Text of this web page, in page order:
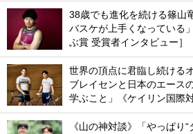
38歳でも進化を続ける篠山
バスケが上手くなっている
ぶ賞 受賞者インタビュー］
世界の頂点に君臨し続ける
ブレイセンと日本のエース
学ぶこと」《ケイリン国際
《山の神対談》「やっぱり